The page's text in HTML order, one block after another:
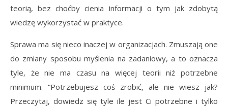
teorią, bez choćby cienia informacji o tym jak zdobytą
wiedzę wykorzystać w praktyce.
Sprawa ma się nieco inaczej w organizacjach. Zmuszają one
do zmiany sposobu myślenia na zadaniowy, a to oznacza
tyle, że nie ma czasu na więcej teorii niż potrzebne
minimum. “Potrzebujesz coś zrobić, ale nie wiesz jak?
Przeczytaj, dowiedz się tyle ile jest Ci potrzebne i tylko